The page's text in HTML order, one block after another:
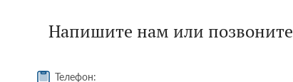
Напишите нам или позвоните
Телефон: